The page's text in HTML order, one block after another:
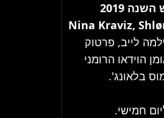
2019
Nina Kraviz,
בלאונג'.
חמישי.